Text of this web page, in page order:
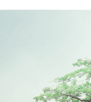
การออกเสียงลง